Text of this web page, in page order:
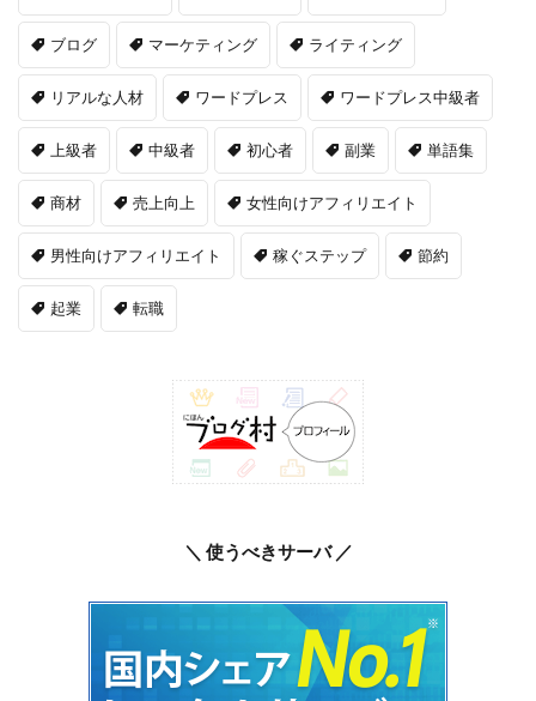
ブログ マーケティング ライティング
リアルな人材 ワードプレス ワードプレス中級者
上級者 中級者 初心者 副業 単語集
商材 売上向上 女性向けアフィリエイト
男性向けアフィリエイト 稼ぐステップ 節約
起業 転職
＼ 使うべきサーバ ／